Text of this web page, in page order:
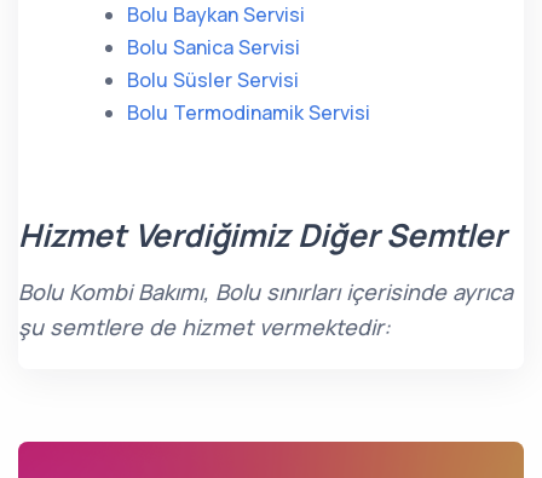
Bolu Baykan Servisi
Bolu Sanica Servisi
Bolu Süsler Servisi
Bolu Termodinamik Servisi
Hizmet Verdiğimiz Diğer Semtler
Bolu Kombi Bakımı, Bolu sınırları içerisinde ayrıca
şu semtlere de hizmet vermektedir: